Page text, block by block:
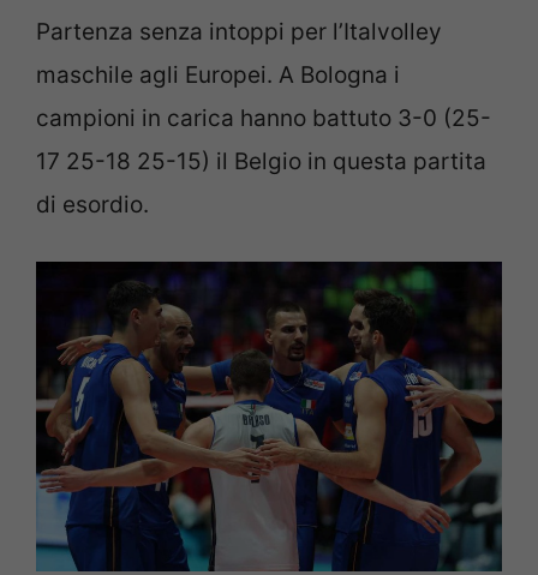
Partenza senza intoppi per l’Italvolley
maschile agli Europei. A Bologna i
campioni in carica hanno battuto 3-0 (25-
17 25-18 25-15) il Belgio in questa partita
di esordio.